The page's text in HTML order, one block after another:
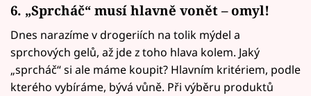
6. „Sprcháč“ musí hlavně vonět – omyl!
Dnes narazíme v drogeriích na tolik mýdel a
sprchových gelů, až jde z toho hlava kolem. Jaký
„sprcháč“ si ale máme koupit? Hlavním kritériem, podle
kterého vybíráme, bývá vůně. Při výběru produktů